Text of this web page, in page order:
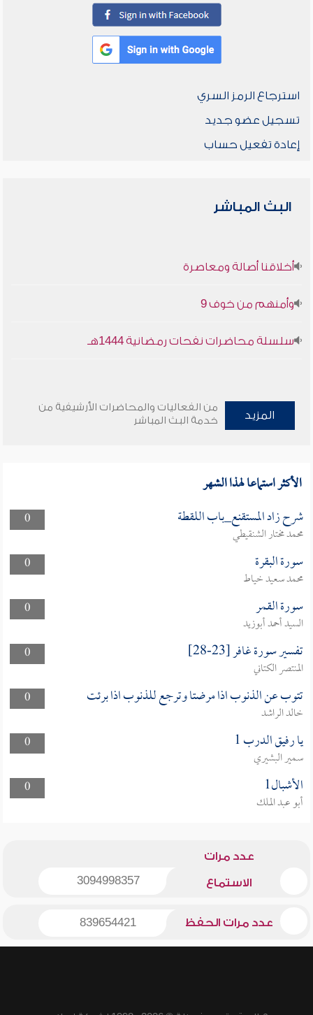
استرجاع الرمز السري
تسجيل عضو جديد
إعادة تفعيل حساب
البث المباشر
أخلاقنا أصالة ومعاصرة
وأمنهم من خوف 9
سلسلة محاضرات نفحات رمضانية 1444هـ
المزيد
من الفعاليات والمحاضرات الأرشيفية من
خدمة البث المباشر
الأكثر استماعا لهذا الشهر
0 شرح زاد المستقنع_باب اللقطة
محمد مختار الشنقيطي
0
سورة البقرة
محمد سعيد خياط
0
سورة القمر
السيد أحمد أبوزيد
0
تفسير سورة غافر [23-28]
المنتصر الكتاني
0
تتوب عن الذنوب اذا مرضتا وترجع للذنوب اذا برئت
خالد الراشد
0
يا رفيق الدرب 1
سمير البشيري
0
الأشبال1
أبو عبد الملك
عدد مرات
الاستماع 3094998357
عدد مرات الحفظ 839654421